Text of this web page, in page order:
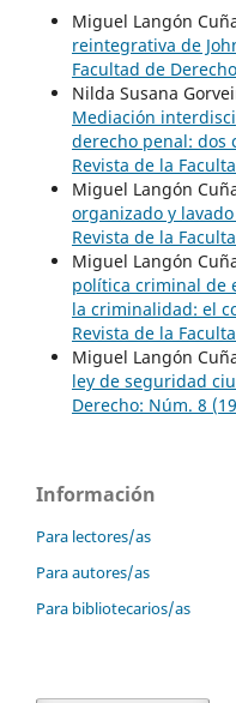
Miguel Langón
reintegrativa de
Facultad de
Nilda Susana
Mediación
derecho penal: dos
Revista de la
Miguel Langón
organizado y
Revista de la
Miguel Langón
política criminal de
la criminalidad: el
Revista de la
Miguel Langón
ley de seguridad
Derecho: Núm. 8
Información
Para lectores/as
Para autores/as
Para bibliotecarios/as